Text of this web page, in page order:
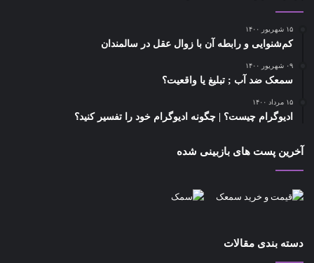
۱۵ شهریور ۱۴۰۰
کم‌شنوایی و رابطه آن با زوال عقل در سالمندان
۰۹ شهریور ۱۴۰۰
سمعک ضد آب ; تبلیغ یا واقعیت؟
۱۵ مرداد ۱۴۰۰
ادیوگرام چیست؟ | چگونه ادیوگرام خود را تفسیر کنید؟
آخرین پست های بازبینی شده
دسته بندی مقالات